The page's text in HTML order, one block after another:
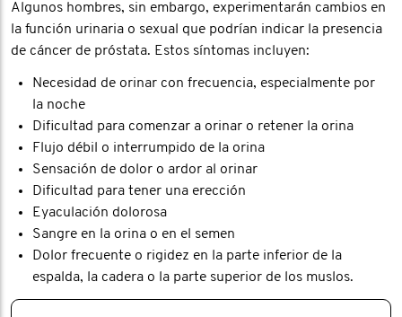
Algunos hombres, sin embargo, experimentarán cambios en
la función urinaria o sexual que podrían indicar la presencia
de cáncer de próstata. Estos síntomas incluyen:
Necesidad de orinar con frecuencia, especialmente por
la noche
Dificultad para comenzar a orinar o retener la orina
Flujo débil o interrumpido de la orina
Sensación de dolor o ardor al orinar
Dificultad para tener una erección
Eyaculación dolorosa
Sangre en la orina o en el semen
Dolor frecuente o rigidez en la parte inferior de la
espalda, la cadera o la parte superior de los muslos.